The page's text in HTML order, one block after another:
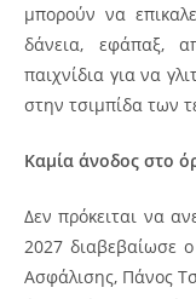
μπορούν να
δάνεια, εφάπαξ,
παιχνίδια για να
στην τσιμπίδα των
Καμία άνοδος στο
Δεν πρόκειται να
2027 διαβεβαίωσε
Ασφάλισης, Πάνος